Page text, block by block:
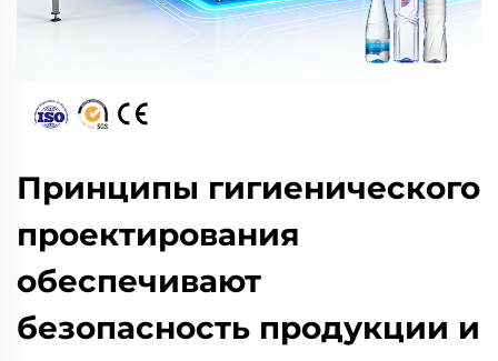
Принципы гигиенического
проектирования
обеспечивают
безопасность продукции и